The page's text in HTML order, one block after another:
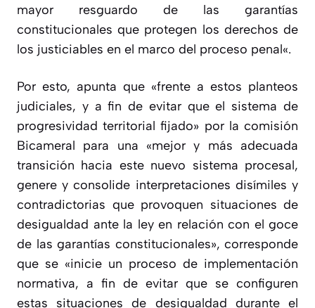
mayor resguardo de las garantías
constitucionales que protegen los derechos de
los justiciables en el marco del proceso penal«.
Por esto, apunta que «frente a estos planteos
judiciales, y a fin de evitar que el sistema de
progresividad territorial fijado» por la comisión
Bicameral para una «mejor y más adecuada
transición hacia este nuevo sistema procesal,
genere y consolide interpretaciones disímiles y
contradictorias que provoquen situaciones de
desigualdad ante la ley en relación con el goce
de las garantías constitucionales», corresponde
que se «inicie un proceso de implementación
normativa, a fin de evitar que se configuren
estas situaciones de desigualdad durante el